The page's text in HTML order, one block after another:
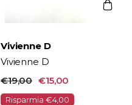
Vendor:
Vivienne D
Vivienne D
€19,00 €15,00
Risparmia €4,00